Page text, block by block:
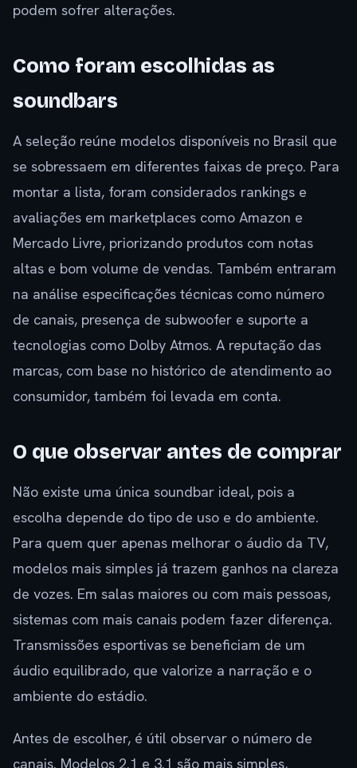
podem sofrer alterações.
Como foram escolhidas as
soundbars
A seleção reúne modelos disponíveis no Brasil que
se sobressaem em diferentes faixas de preço. Para
montar a lista, foram considerados rankings e
avaliações em marketplaces como Amazon e
Mercado Livre, priorizando produtos com notas
altas e bom volume de vendas. Também entraram
na análise especificações técnicas como número
de canais, presença de subwoofer e suporte a
tecnologias como Dolby Atmos. A reputação das
marcas, com base no histórico de atendimento ao
consumidor, também foi levada em conta.
O que observar antes de comprar
Não existe uma única soundbar ideal, pois a
escolha depende do tipo de uso e do ambiente.
Para quem quer apenas melhorar o áudio da TV,
modelos mais simples já trazem ganhos na clareza
de vozes. Em salas maiores ou com mais pessoas,
sistemas com mais canais podem fazer diferença.
Transmissões esportivas se beneficiam de um
áudio equilibrado, que valorize a narração e o
ambiente do estádio.
Antes de escolher, é útil observar o número de
canais. Modelos 2.1 e 3.1 são mais simples,